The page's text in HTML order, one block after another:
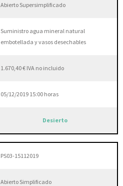
Abierto Supersimplificado
Suministro agua mineral natural
embotellada y vasos desechables
1.670,40 € IVA no incluido
05/12/2019 15:00 horas
Desierto
PS03-15112019
Abierto Simplificado